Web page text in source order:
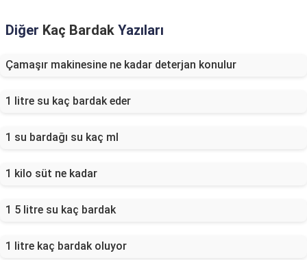
Diğer Kaç Bardak Yazıları
Çamaşır makinesine ne kadar deterjan konulur
1 litre su kaç bardak eder
1 su bardağı su kaç ml
1 kilo süt ne kadar
1 5 litre su kaç bardak
1 litre kaç bardak oluyor